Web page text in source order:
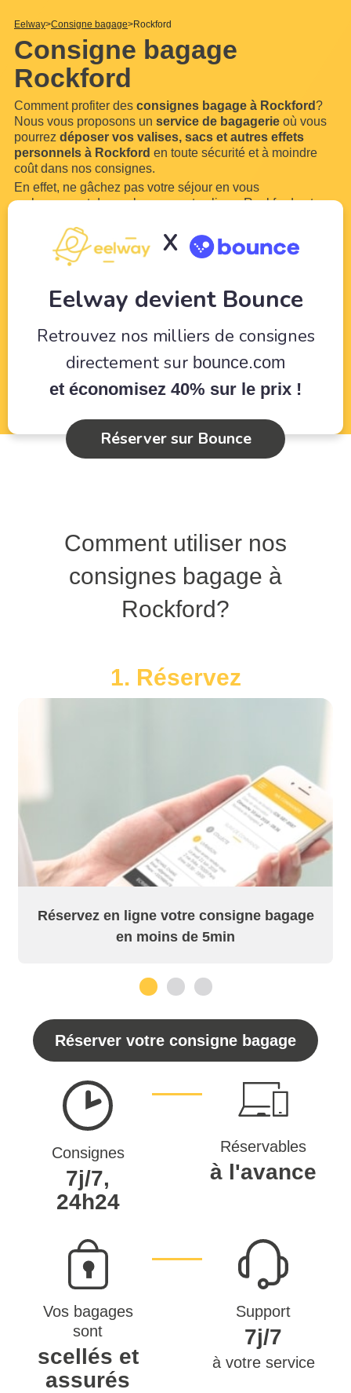
Eelway Consigne bagage Rockford
Consigne bagage
Rockford
Comment profiter des consignes bagage à Rockford?
Nous vous proposons un service de bagagerie où vous
pourrez déposer vos valises, sacs et autres effets
personnels à Rockford en toute sécurité et à moindre
coût dans nos consignes.
En effet, ne gâchez pas votre séjour en vous
embarrassant de vos bagages et valises. Rockford est
Eelway, confiez vos bagages à des professionnels du
tourisme. Libérez-vous de vos bagages pour pouvoir
profiter de... Lire plus
X
Eelway devient Bounce
Retrouvez nos milliers de consignes
directement sur bounce.com
et économisez 40% sur le prix !
Réserver sur Bounce
Comment utiliser nos
consignes bagage à
Rockford?
1. Réservez
Réservez en ligne votre consigne bagage
en moins de 5min
Réserver votre consigne bagage
Consignes
7j/7,
24h24
Réservables
à l'avance
Vos bagages
sont
scellés et
assurés
Support
7j/7
à votre service